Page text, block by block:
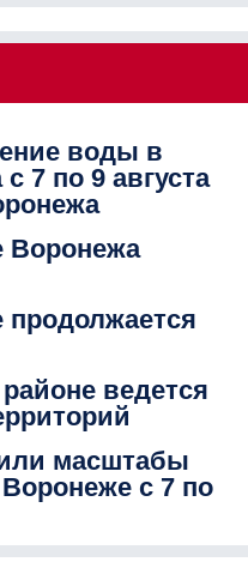
воды в
7 по 9 августа
Воронежа
ведется
масштабы
с 7 по